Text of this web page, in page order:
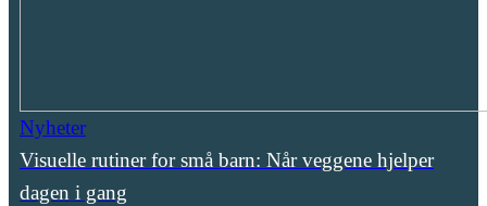
Nyheter
Visuelle rutiner for små barn: Når veggene hjelper
dagen i gang